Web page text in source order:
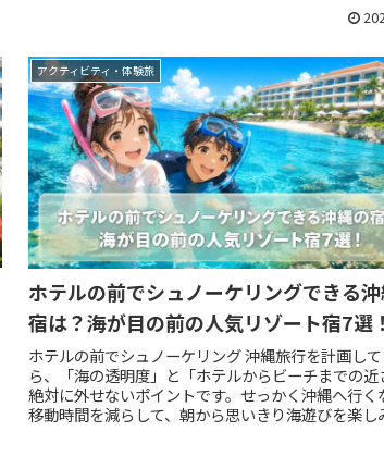
アクティビティ・体験旅
ホテルの前でシュノーケリングできる
宿は？海が目の前の人気リゾート宿7選！
ホテルの前でシュノーケリング 沖縄旅行を計画し
ら、「海の透明度」と「ホテルからビーチまでの近
絶対に外せないポイントです。せっかく沖縄へ行く
移動時間を減らして、朝から思いきり海遊びを楽し